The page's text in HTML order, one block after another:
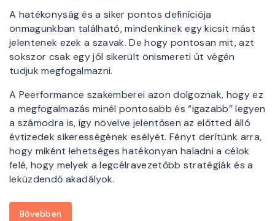
A hatékonyság és a siker pontos definíciója
önmagunkban található, mindenkinek egy kicsit mást
jelentenek ezek a szavak. De hogy pontosan mit, azt
sokszor csak egy jól sikerült önismereti út végén
tudjuk megfogalmazni.
A Peerformance szakemberei azon dolgoznak, hogy ez
a megfogalmazás minél pontosabb és “igazabb” legyen
a számodra is, így növelve jelentősen az előtted álló
évtizedek sikerességének esélyét. Fényt derítünk arra,
hogy miként lehetséges hatékonyan haladni a célok
felé, hogy melyek a legcélravezetőbb stratégiák és a
leküzdendő akadályok.
Bővebben